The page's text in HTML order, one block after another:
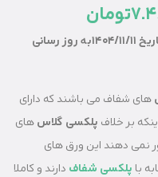
قیمت های پلکسی گلاس ترانسپارنت در تاریخ 1404/11/11به روز رسانی
باشند که دارای
پلکسی گلاسهای
این ورق های
شفافدارند و کاملا